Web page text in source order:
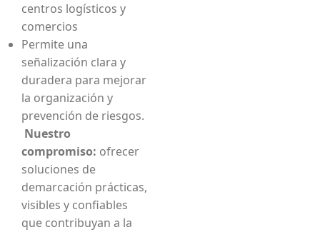
centros logísticos y
comercios
Permite una
señalización clara y
duradera para mejorar
la organización y
prevención de riesgos.
Nuestro
compromiso: ofrecer
soluciones de
demarcación prácticas,
visibles y confiables
que contribuyan a la